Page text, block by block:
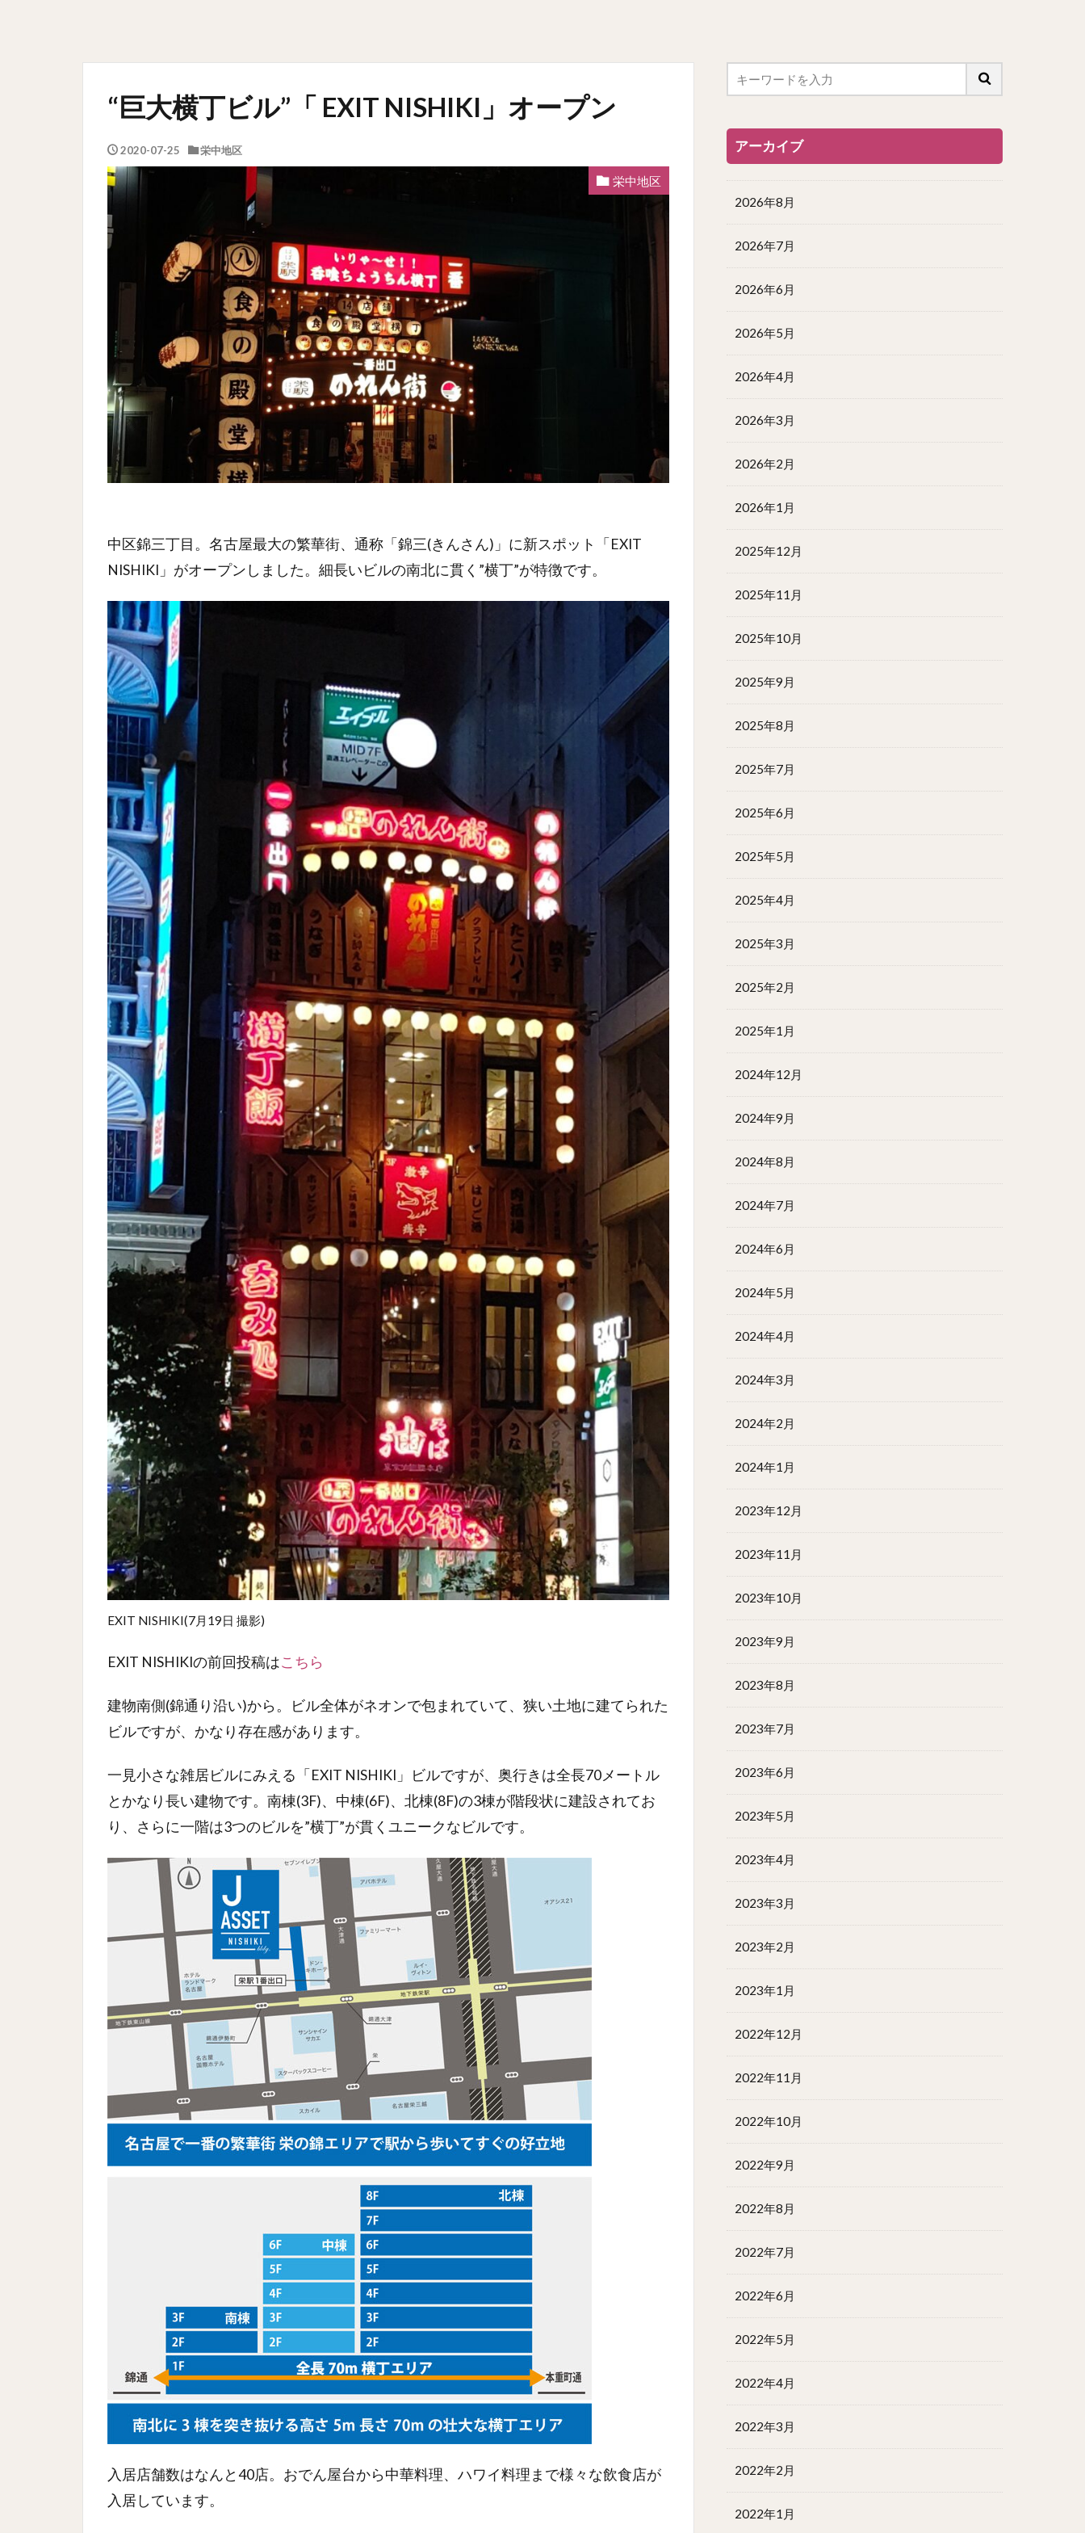
“巨大横丁ビル”「 EXIT NISHIKI」オープン
2020-07-25 栄中地区
栄中地区
中区錦三丁目。名古屋最大の繁華街、通称「錦三(きんさん)」に新スポット「EXIT
NISHIKI」がオープンしました。細長いビルの南北に貫く”横丁”が特徴です。
EXIT NISHIKI(7月19日 撮影)
EXIT NISHIKIの前回投稿はこちら
建物南側(錦通り沿い)から。ビル全体がネオンで包まれていて、狭い土地に建てられた
ビルですが、かなり存在感があります。
一見小さな雑居ビルにみえる「EXIT NISHIKI」ビルですが、奥行きは全長70メートル
とかなり長い建物です。 南棟(3F)、中棟(6F)、北棟(8F)の3棟が階段状に建設されてお
り、さらに一階は3つのビルを”横丁”が貫くユニークなビルです。
入居店舗数はなんと40店。おでん屋台から中華料理、ハワイ料理まで様々な飲食店が
入居しています。
アーカイブ
2026年8月
2026年7月
2026年6月
2026年5月
2026年4月
2026年3月
2026年2月
2026年1月
2025年12月
2025年11月
2025年10月
2025年9月
2025年8月
2025年7月
2025年6月
2025年5月
2025年4月
2025年3月
2025年2月
2025年1月
2024年12月
2024年9月
2024年8月
2024年7月
2024年6月
2024年5月
2024年4月
2024年3月
2024年2月
2024年1月
2023年12月
2023年11月
2023年10月
2023年9月
2023年8月
2023年7月
2023年6月
2023年5月
2023年4月
2023年3月
2023年2月
2023年1月
2022年12月
2022年11月
2022年10月
2022年9月
2022年8月
2022年7月
2022年6月
2022年5月
2022年4月
2022年3月
2022年2月
2022年1月